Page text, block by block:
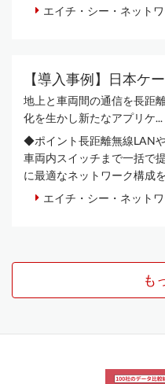
エイチ・シー・ネット
【導入事例】日本ケ
地上と車両間の通信を長距
化を生かし新たなアプリケ...
◆ポイント長距離無線LAN
車両内スイッチまで一括で
に最適なネットワーク構成
エイチ・シー・ネット
も